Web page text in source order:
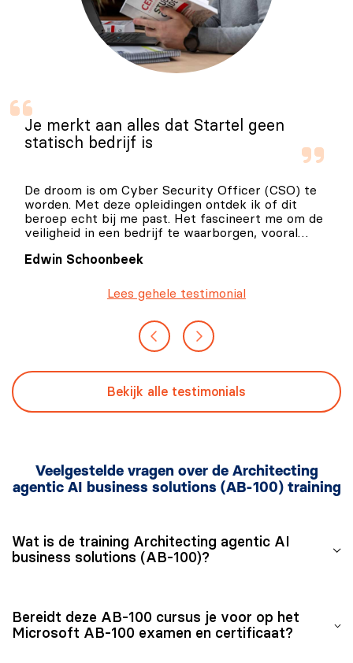
Je merkt aan alles dat Startel geen
statisch bedrijf is
De droom is om Cyber Security Officer (CSO) te
worden. Met deze opleidingen ontdek ik of dit
beroep echt bij me past. Het fascineert me om de
veiligheid in een bedrijf te waarborgen, vooral
digitale uitdagingen.
Edwin Schoonbeek
Lees gehele testimonial
Bekijk alle testimonials
Veelgestelde vragen over de Architecting
agentic AI business solutions (AB-100) training
Wat is de training Architecting agentic AI
business solutions (AB-100)?
training is een 3-daagse, Nederlandstalige Microsoft-
training op intermediate niveau waarin je leert AI-
Bereidt deze AB-100 cursus je voor op het
Microsoft AB-100 examen en certificaat?